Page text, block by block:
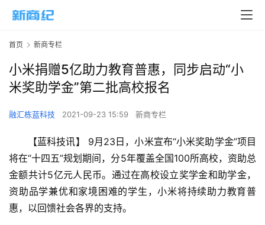
首页 新商专栏
小米捐赠5亿助力教育普惠，同步启动“小
米奖助学金”第二批高校报名
融汇栋蓝科技 2021-09-23 15:59 新商专栏
【蓝科技讯】 9月23日，小米宣布“小米奖助学金”项目
将在“十四五”规划期间，分5年覆盖全国100所高校，资助总
金额共计5亿元人民币。通过在高校设立奖学金和助学金，
资助品学兼优和家境困难的学生，小米将持续助力教育普
惠，以回馈社会各界的支持。